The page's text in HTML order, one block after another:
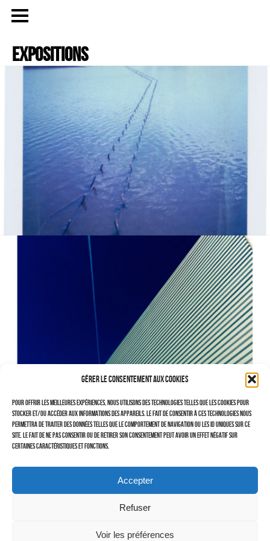
Gérer le consentement aux cookies
Pour offrir les meilleures expériences, nous utilisons des technologies telles que les cookies pour
stocker et/ou accéder aux informations des appareils. Le fait de consentir à ces technologies nous
permettra de traiter des données telles que le comportement de navigation ou les ID uniques sur ce
site. Le fait de ne pas consentir ou de retirer son consentement peut avoir un effet négatif sur
certaines caractéristiques et fonctions.
Accepter
Refuser
Voir les préférences
Publicité
eCommerce – Catalogue
PORTRAIT
Reportage
ÉVÉNEMENT PROFESSIONNEL
BÂTIMENT ET TP
AUDIOVISUEL AÉRIEN
Imagerie Aérienne
–
–
TRAVAILLEURS DU XXIÈ SIÈCLE
Tritptyques
–
CONTACTS
Serveur d’images
expositions